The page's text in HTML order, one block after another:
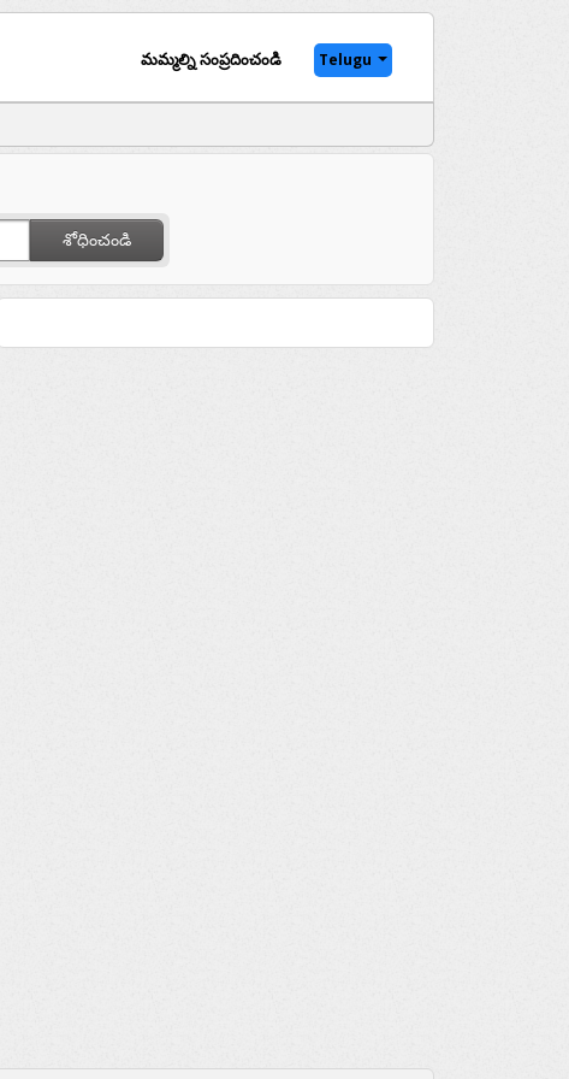
మమ్మల్ని సంప్రదించండి Telugu
శోధించండి